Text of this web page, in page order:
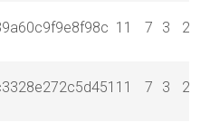
11 7 3 2
11 7 3 2